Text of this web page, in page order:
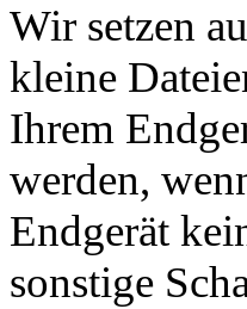
Wir setzen
kleine
Ihrem
werden,
Endgerät
sonstige